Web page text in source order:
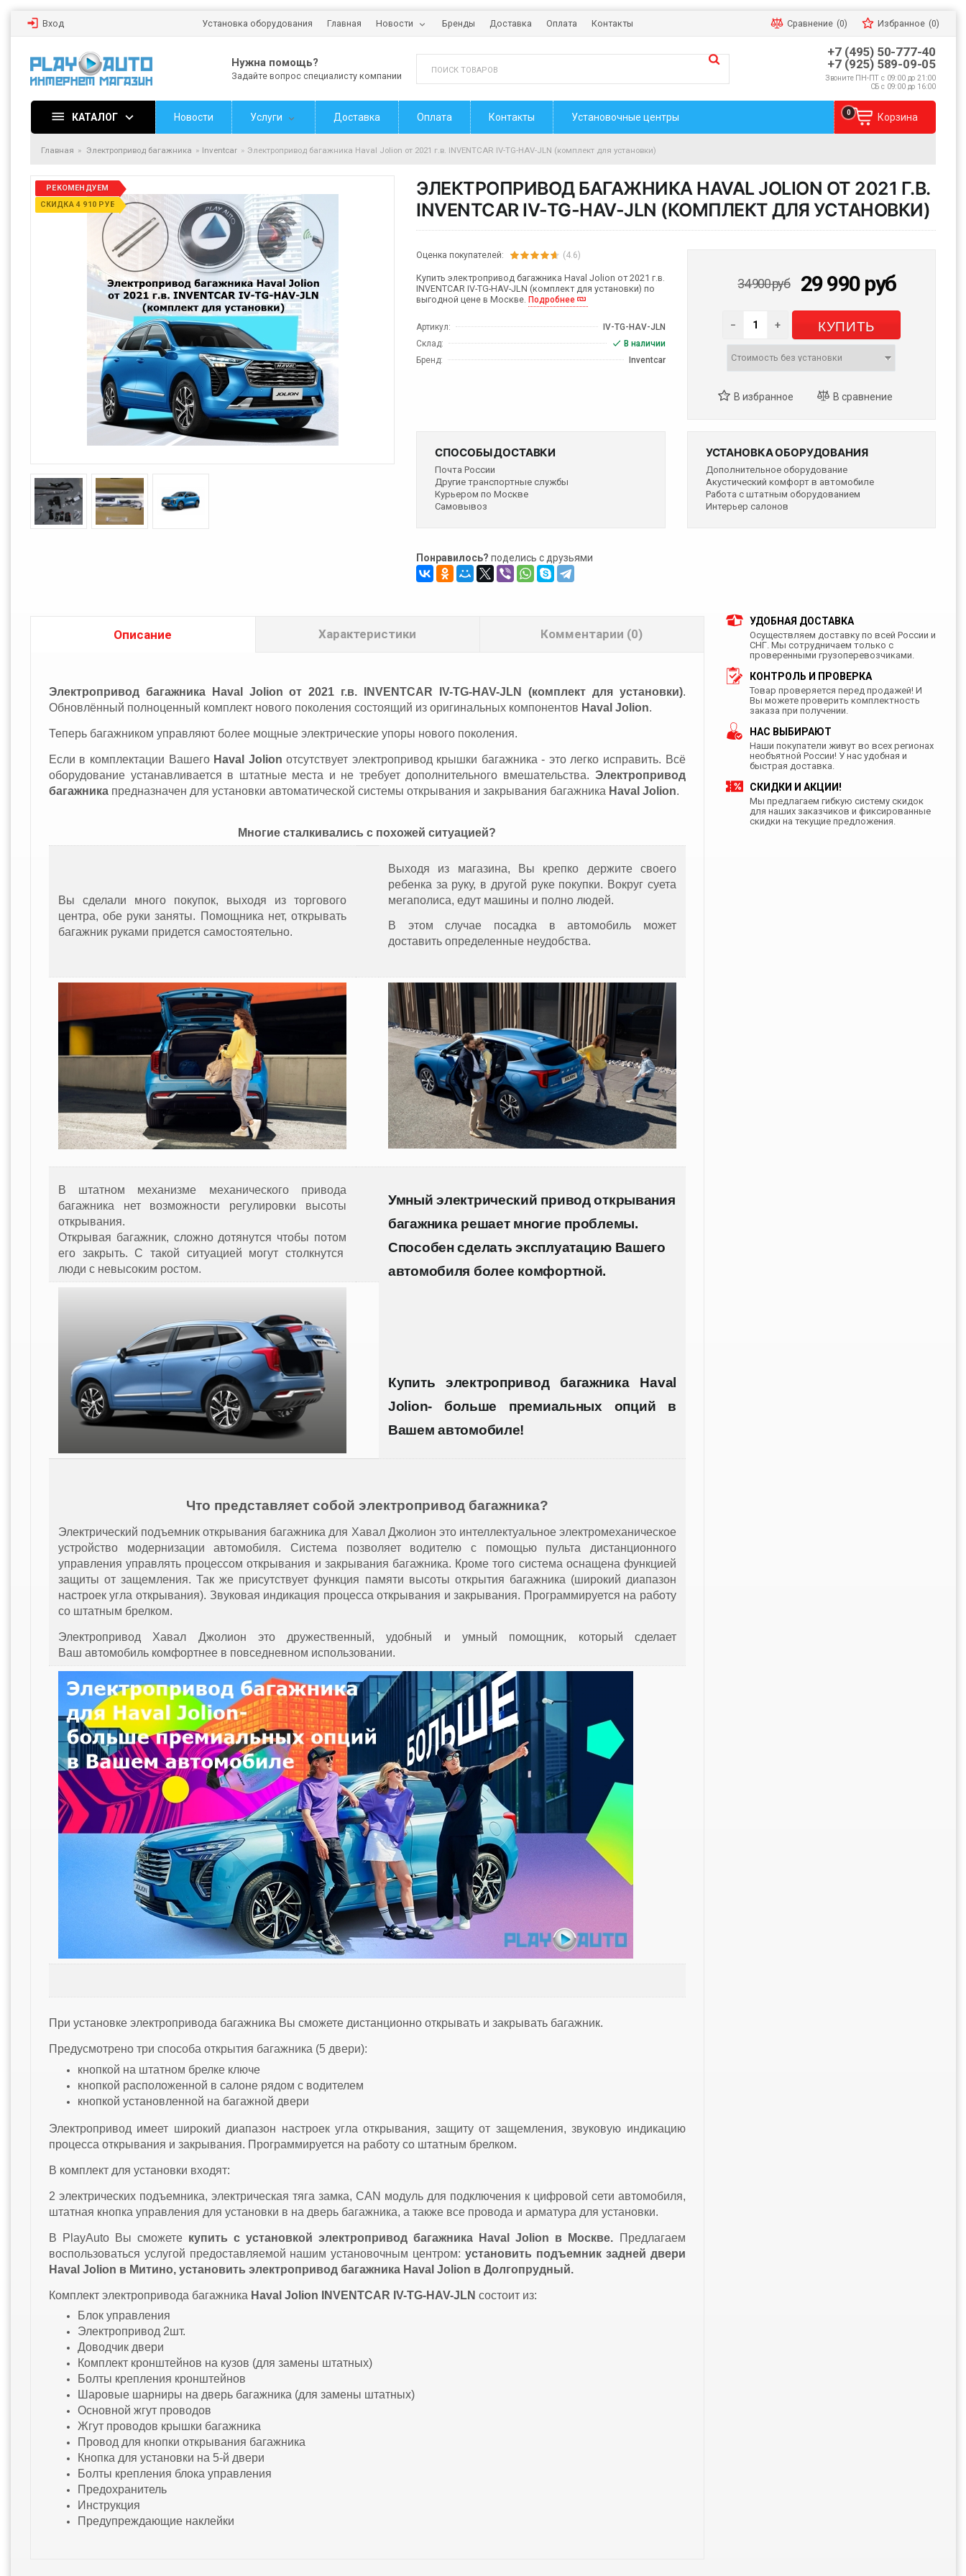
Вход Установка оборудования Главная Новости Бренды Доставка Оплата Контакты Сравнение (0) Избранное (0)
Нужна помощь?
Задайте вопрос специалисту компании
+7 (495) 50-777-40
+7 (925) 589-09-05
Звоните ПН-ПТ с 09:00 до 21:00
СБ с 09:00 до 16:00
КАТАЛОГ Новости Услуги Доставка Оплата Контакты Установочные центры Корзина
0
Главная Электропривод багажника Inventcar Электропривод багажника Haval Jolion от 2021 г.в. INVENTCAR IV-TG-HAV-JLN (комплект для установки)
РЕКОМЕНДУЕМ
СКИДКА 4 910 РУБ
ЭЛЕКТРОПРИВОД БАГАЖНИКА HAVAL JOLION ОТ 2021 Г.В.
INVENTCAR IV-TG-HAV-JLN (КОМПЛЕКТ ДЛЯ УСТАНОВКИ)
Оценка покупателей: (4.6)
Купить электропривод багажника Haval Jolion от 2021 г.в.
INVENTCAR IV-TG-HAV-JLN (комплект для установки) по
выгодной цене в Москве.Подробнее
Артикул:
IV-TG-HAV-JLN
Склад:
В наличии
Бренд:
Inventcar
34 900руб 29 990 руб
− + КУПИТЬ
СПОСОБЫ ДОСТАВКИ
Почта России
Другие транспортные службы
Курьером по Москве
Самовывоз
УСТАНОВКА ОБОРУДОВАНИЯ
Дополнительное оборудование
Акустический комфорт в автомобиле
Работа с штатным оборудованием
Интерьер салонов
Понравилось? поделись с друзьями
Описание Характеристики Комментарии (0)
Электропривод багажника Haval Jolion от 2021 г.в. INVENTCAR IV-TG-HAV-JLN (комплект для установки).
Обновлённый полноценный комплект нового поколения состоящий из оригинальных компонентов Haval Jolion.
Теперь багажником управляют более мощные электрические упоры нового поколения.
Если в комплектации Вашего Haval Jolion отсутствует электропривод крышки багажника - это легко исправить. Всё
оборудование устанавливается в штатные места и не требует дополнительного вмешательства. Электропривод
багажника предназначен для установки автоматической системы открывания и закрывания багажника Haval Jolion.
Многие сталкивались с похожей ситуацией?
Вы сделали много покупок, выходя из торгового
центра, обе руки заняты. Помощника нет, открывать
багажник руками придется самостоятельно.
Выходя из магазина, Вы крепко держите своего
ребенка за руку, в другой руке покупки. Вокруг суета
мегаполиса, едут машины и полно людей.
В этом случае посадка в автомобиль может
доставить определенные неудобства.
В штатном механизме механического привода
багажника нет возможности регулировки высоты
открывания.
Открывая багажник, сложно дотянутся чтобы потом
его закрыть. С такой ситуацией могут столкнутся
люди с невысоким ростом.
Умный электрический привод открывания
багажника решает многие проблемы.
Способен сделать эксплуатацию Вашего
автомобиля более комфортной.
Купить электропривод багажника Haval
Jolion- больше премиальных опций в
Вашем автомобиле!
Что представляет собой электропривод багажника?
Электрический подъемник открывания багажника для Хавал Джолион это интеллектуальное электромеханическое
устройство модернизации автомобиля. Система позволяет водителю с помощью пульта дистанционного
управления управлять процессом открывания и закрывания багажника. Кроме того система оснащена функцией
защиты от защемления. Так же присутствует функция памяти высоты открытия багажника (широкий диапазон
настроек угла открывания). Звуковая индикация процесса открывания и закрывания. Программируется на работу
со штатным брелком.
Электропривод Хавал Джолион это дружественный, удобный и умный помощник, который сделает
Ваш автомобиль комфортнее в повседневном использовании.
При установке электропривода багажника Вы сможете дистанционно открывать и закрывать багажник.
Предусмотрено три способа открытия багажника (5 двери):
кнопкой на штатном брелке ключе
кнопкой расположенной в салоне рядом с водителем
кнопкой установленной на багажной двери
Электропривод имеет широкий диапазон настроек угла открывания, защиту от защемления, звуковую индикацию
процесса открывания и закрывания. Программируется на работу со штатным брелком.
В комплект для установки входят:
2 электрических подъемника, электрическая тяга замка, CAN модуль для подключения к цифровой сети автомобиля,
штатная кнопка управления для установки в на дверь багажника, а также все провода и арматура для установки.
В PlayAuto Вы сможете купить с установкой электропривод багажника Haval Jolion в Москве. Предлагаем
воспользоваться услугой предоставляемой нашим установочным центром: установить подъемник задней двери
Haval Jolion в Митино, установить электропривод багажника Haval Jolion в Долгопрудный.
Комплект электропривода багажника Haval Jolion INVENTCAR IV-TG-HAV-JLN состоит из:
Блок управления
Электропривод 2шт.
Доводчик двери
Комплект кронштейнов на кузов (для замены штатных)
Болты крепления кронштейнов
Шаровые шарниры на дверь багажника (для замены штатных)
Основной жгут проводов
Жгут проводов крышки багажника
Провод для кнопки открывания багажника
Кнопка для установки на 5-й двери
Болты крепления блока управления
Предохранитель
Инструкция
Предупреждающие наклейки
УДОБНАЯ ДОСТАВКА
Осуществляем доставку по всей России и
СНГ. Мы сотрудничаем только с
проверенными грузоперевозчиками.
КОНТРОЛЬ И ПРОВЕРКА
Товар проверяется перед продажей! И
Вы можете проверить комплектность
заказа при получении.
НАС ВЫБИРАЮТ
Наши покупатели живут во всех регионах
необъятной России! У нас удобная и
быстрая доставка.
СКИДКИ И АКЦИИ!
Мы предлагаем гибкую систему скидок
для наших заказчиков и фиксированные
скидки на текущие предложения.